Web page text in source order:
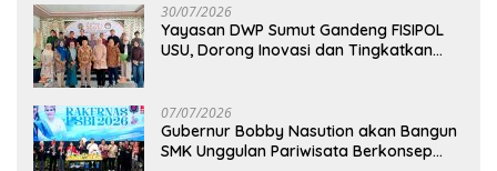
30/07/2026
Yayasan DWP Sumut Gandeng FISIPOL
USU, Dorong Inovasi dan Tingkatkan
07/07/2026
Gubernur Bobby Nasution akan Bangun
SMK Unggulan Pariwisata Berkonsep